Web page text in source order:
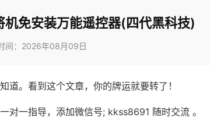
免安装万能遥控器(四代黑科技)
间：2026年08月09日
道。看到这个文章，你的牌运就要转了！
对一指导，添加微信号; kkss8691 随时交流 。